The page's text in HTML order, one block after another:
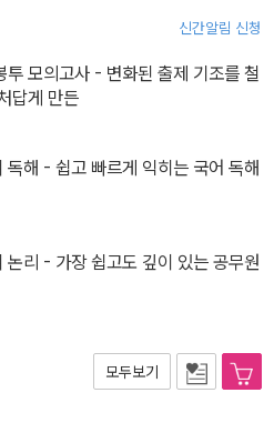
신간알림 신청
모의고사 - 변화된 출제 기조를 철
답게 만든
해 - 쉽고 빠르게 익히는 국어 독해
리 - 가장 쉽고도 깊이 있는 공무원
모두보기